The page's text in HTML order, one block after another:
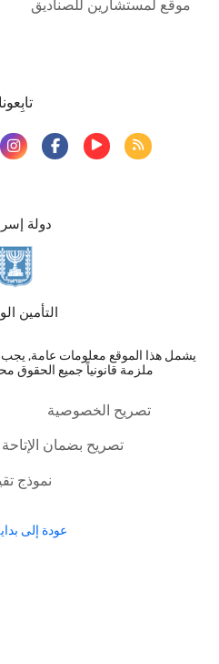
موقع لمستشارين للصناديق
دولة
التأمين
يشمل هذا الموقع معلومات عامة, يجب
ملزمة قانونياً جميع الحقوق
تابِعونا
تصريح الخصوصية
تصريح بضمان الإتاحة
نموذج
عودة إلى